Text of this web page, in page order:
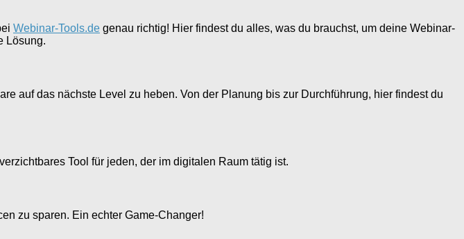
Webinar-Tools.de genau richtig! Hier findest du alles, was du brauchst, um deine Webinar-
Lösung.
auf das nächste Level zu heben. Von der Planung bis zur Durchführung, hier findest du
Tool für jeden, der im digitalen Raum tätig ist.
zu sparen. Ein echter Game-Changer!